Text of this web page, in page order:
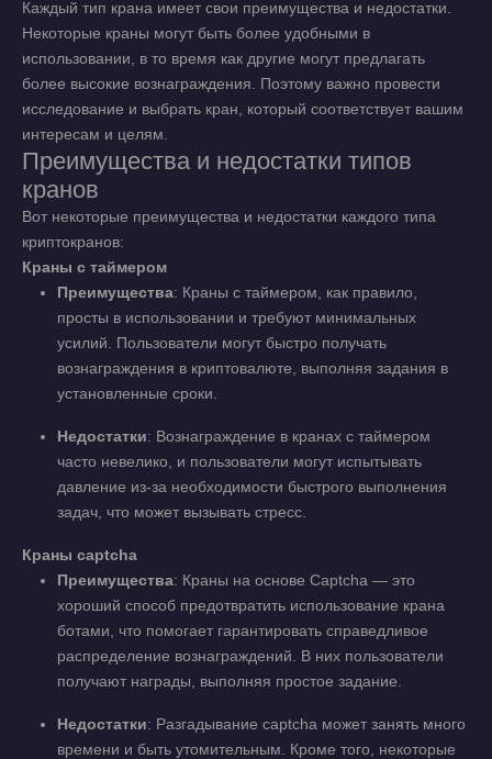
Каждый тип крана имеет свои преимущества и недостатки.
Некоторые краны могут быть более удобными в
использовании, в то время как другие могут предлагать
более высокие вознаграждения. Поэтому важно провести
исследование и выбрать кран, который соответствует вашим
интересам и целям.
Преимущества и недостатки типов
кранов
Вот некоторые преимущества и недостатки каждого типа
криптокранов:
Краны с таймером
Преимущества: Краны с таймером, как правило,
просты в использовании и требуют минимальных
усилий. Пользователи могут быстро получать
вознаграждения в криптовалюте, выполняя задания в
установленные сроки.
Недостатки: Вознаграждение в кранах с таймером
часто невелико, и пользователи могут испытывать
давление из-за необходимости быстрого выполнения
задач, что может вызывать стресс.
Краны captcha
Преимущества: Краны на основе Captcha — это
хороший способ предотвратить использование крана
ботами, что помогает гарантировать справедливое
распределение вознаграждений. В них пользователи
получают награды, выполняя простое задание.
Недостатки: Разгадывание captcha может занять много
времени и быть утомительным. Кроме того, некоторые